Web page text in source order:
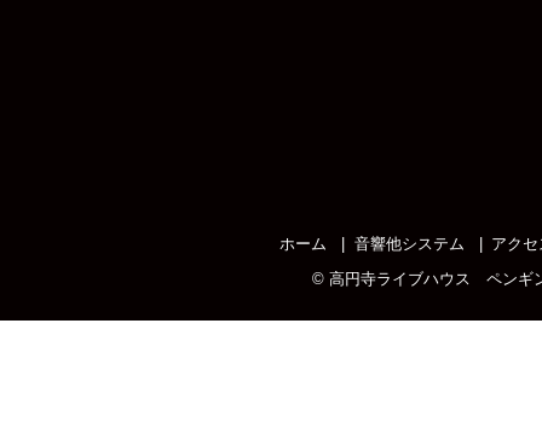
ホーム 音響他システム
アクセ
© 高円寺ライブハウス ペンギ